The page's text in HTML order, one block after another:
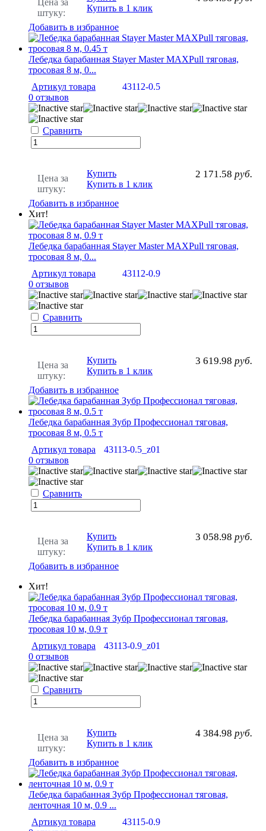
штуку:
Купить в 1 клик
Добавить в избранное
Лебедка барабанная Stayer Master MAXPull тяговая,
тросовая 8 м, 0...
Артикул товара
43112-0.5
0 отзывов
Сравнить
Цена за
штуку:
2 171.58 руб.
Купить
Купить в 1 клик
Добавить в избранное
Хит!
Лебедка барабанная Stayer Master MAXPull тяговая,
тросовая 8 м, 0...
Артикул товара
43112-0.9
0 отзывов
Сравнить
Цена за
штуку:
3 619.98 руб.
Купить
Купить в 1 клик
Добавить в избранное
Лебедка барабанная Зубр Профессионал тяговая,
тросовая 8 м, 0.5 т
Артикул товара
43113-0.5_z01
0 отзывов
Сравнить
Цена за
штуку:
3 058.98 руб.
Купить
Купить в 1 клик
Добавить в избранное
Хит!
Лебедка барабанная Зубр Профессионал тяговая,
тросовая 10 м, 0.9 т
Артикул товара
43113-0.9_z01
0 отзывов
Сравнить
Цена за
штуку:
4 384.98 руб.
Купить
Купить в 1 клик
Добавить в избранное
Лебедка барабанная Зубр Профессионал тяговая,
ленточная 10 м, 0.9 ...
Артикул товара
43115-0.9